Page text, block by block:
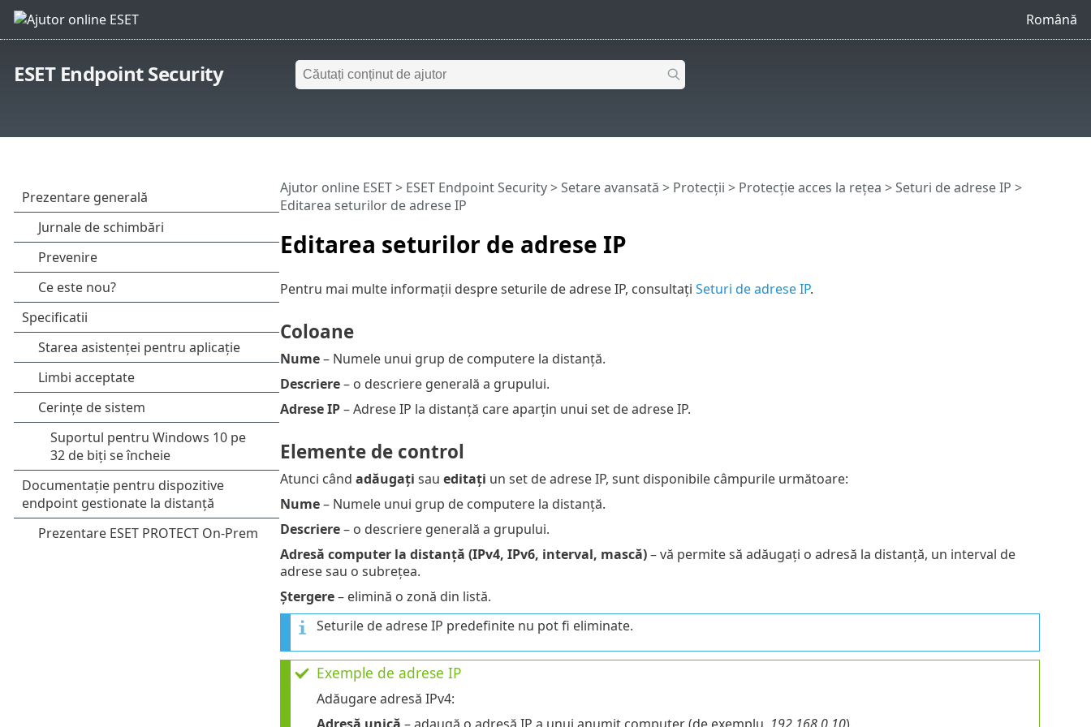
Română
ESET Endpoint Security
Editarea seturilor de adrese IP
Ajutor online ESET> ESET Endpoint Security>Setare avansată > Protecții > Protecție acces la rețea >Seturi de adrese IP >
Editarea seturilor de adrese IP
Pentru mai multe informații despre seturile de adrese IP, consultați Seturi de adrese IP.
Coloane
Nume– Numele unui grup de computere la distanță.
Descriere– o descriere generală a grupului.
Adrese IP– Adrese IP la distanță care aparțin unui set de adrese IP.
Elemente de control
Atunci când adăugați sau editați un set de adrese IP, sunt disponibile câmpurile următoare:
Nume– Numele unui grup de computere la distanță.
Descriere– o descriere generală a grupului.
Adresă computer la distanță (IPv4, IPv6, interval, mască)– vă permite să adăugați o adresă la distanță, un interval de
adrese sau o subrețea.
Ștergere– elimină o zonă din listă.
Seturile de adrese IP predefinite nu pot fi eliminate.
Exemple de adrese IP
Adăugare adresă IPv4: